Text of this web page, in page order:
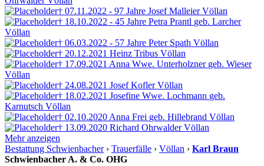
† 07.11.2022 - 97 Jahre Josef MalleierVöllan
† 18.10.2022 - 45 Jahre Petra Prantl geb. Larcher
Völlan
† 06.03.2022 - 57 Jahre Peter Spath Völlan
† 20.12.2021 Heinz Tribus Völlan
† 17.09.2021 Anna Wwe. Unterholzner geb. Wieser
Völlan
† 24.08.2021 Josef KoflerVöllan
† 18.02.2021 Josefine Wwe. Lochmann geb.
Karnutsch Völlan
† 02.10.2020 Anna Frei geb. Hillebrand Völlan
† 13.09.2020 Richard OhrwalderVöllan
Mehr anzeigen
Bestattung Schwienbacher› Trauerfälle › Völlan › Karl Braun
Schwienbacher A. & Co. OHG